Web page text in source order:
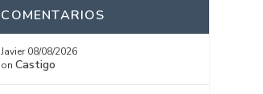
COMENTARIOS
Javier 08/08/2026
onCastigo